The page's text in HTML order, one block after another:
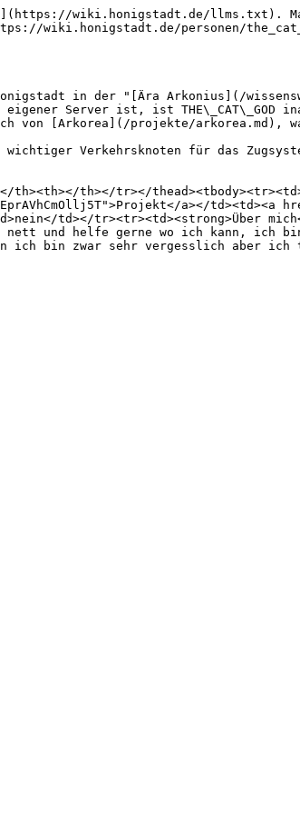
wiki.honigstadt.de/llms.txt).
wiki.honigstadt.de/personen/
in der "[Ära Arkonius](/
Server ist, ist THE\_CAT\_GOD
von [Arkorea](/projekte/arkorea.md),
Verkehrsknoten für das
th><th></th></tr></
a></td><td><a
td></tr><tr><td><strong>Über
nett und helfe gerne wo ich kann,
ich bin zwar sehr vergesslich aber